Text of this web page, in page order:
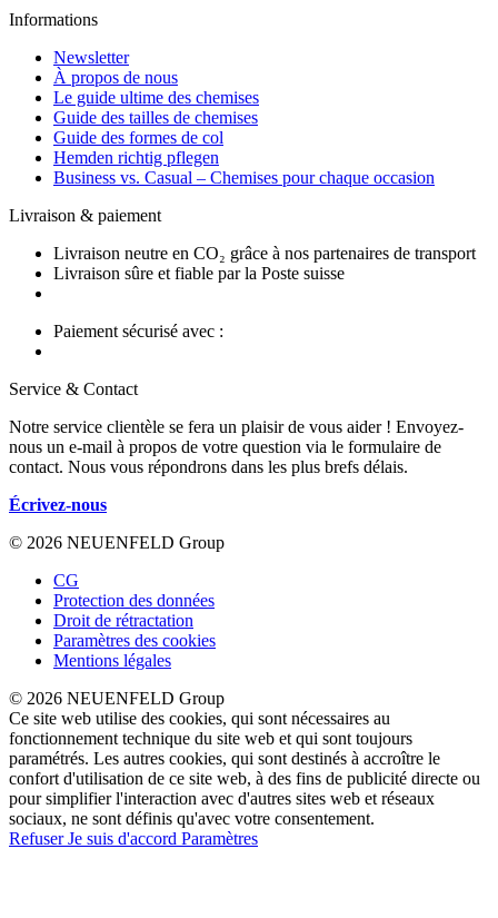
Informations
Newsletter
À propos de nous
Le guide ultime des chemises
Guide des tailles de chemises
Guide des formes de col
Hemden richtig pflegen
Business vs. Casual – Chemises pour chaque occasion
Livraison & paiement
Livraison neutre en CO₂ grâce à nos partenaires de transport
Livraison sûre et fiable par la Poste suisse
Paiement sécurisé avec :
Service & Contact
Notre service clientèle se fera un plaisir de vous aider ! Envoyez-
nous un e-mail à propos de votre question via le formulaire de
contact. Nous vous répondrons dans les plus brefs délais.
Écrivez-nous
© 2026 NEUENFELD Group
CG
Protection des données
Droit de rétractation
Paramètres des cookies
Mentions légales
© 2026 NEUENFELD Group
Ce site web utilise des cookies, qui sont nécessaires au
fonctionnement technique du site web et qui sont toujours
paramétrés. Les autres cookies, qui sont destinés à accroître le
confort d'utilisation de ce site web, à des fins de publicité directe ou
pour simplifier l'interaction avec d'autres sites web et réseaux
sociaux, ne sont définis qu'avec votre consentement.
RefuserJe suis d'accord Paramètres